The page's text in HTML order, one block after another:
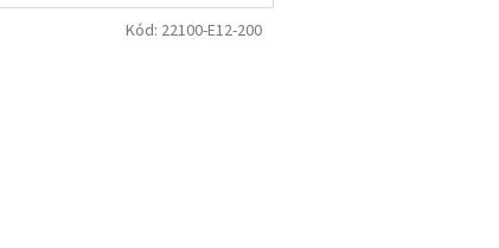
Kód: 22100-E12-200